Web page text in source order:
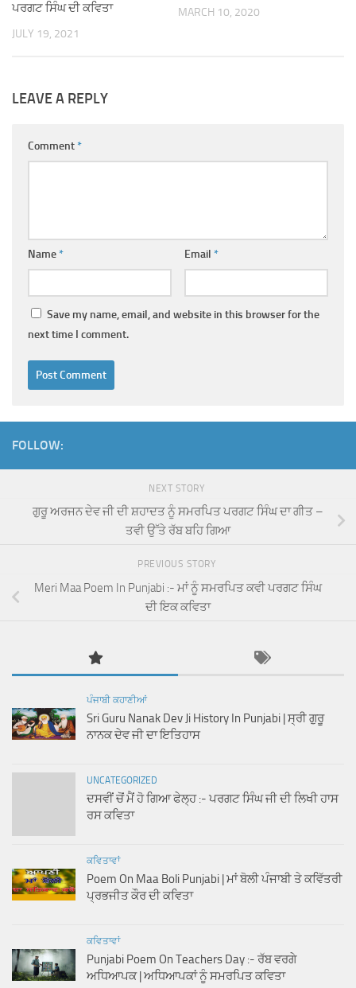
ਪਰਗਟ ਸਿੰਘ ਦੀ ਕਵਿਤਾ
JULY 19, 2021
MARCH 10, 2020
LEAVE A REPLY
Comment*
Name* Email *
Save my name, email, and website in this browser for the
next time I comment.
FOLLOW:
NEXT STORY
ਗੁਰੂ ਅਰਜਨ ਦੇਵ ਜੀ ਦੀ ਸ਼ਹਾਦਤ ਨੂੰ ਸਮਰਪਿਤ ਪਰਗਟ ਸਿੰਘ ਦਾ ਗੀਤ –
ਤਵੀ ਉੱਤੇ ਰੱਬ ਬਹਿ ਗਿਆ
PREVIOUS STORY
Meri Maa Poem In Punjabi :- ਮਾਂ ਨੂੰ ਸਮਰਪਿਤ ਕਵੀ ਪਰਗਟ ਸਿੰਘ
ਦੀ ਇਕ ਕਵਿਤਾ
ਪੰਜਾਬੀ ਕਹਾਣੀਆਂ
Sri Guru Nanak Dev Ji History In Punjabi | ਸ੍ਰੀ ਗੁਰੂ
ਨਾਨਕ ਦੇਵ ਜੀ ਦਾ ਇਤਿਹਾਸ
UNCATEGORIZED
ਦਸਵੀਂ ਚੋਂ ਮੈਂ ਹੋ ਗਿਆ ਫੇਲ੍ਹ :- ਪਰਗਟ ਸਿੰਘ ਜੀ ਦੀ ਲਿਖੀ ਹਾਸ
ਰਸ ਕਵਿਤਾ
ਕਵਿਤਾਵਾਂ
Poem On Maa Boli Punjabi | ਮਾਂ ਬੋਲੀ ਪੰਜਾਬੀ ਤੇ ਕਵਿੱਤਰੀ
ਪ੍ਰਭਜੀਤ ਕੌਰ ਦੀ ਕਵਿਤਾ
ਕਵਿਤਾਵਾਂ
Punjabi Poem On Teachers Day :- ਰੱਬ ਵਰਗੇ
ਅਧਿਆਪਕ | ਅਧਿਆਪਕਾਂ ਨੂੰ ਸਮਰਪਿਤ ਕਵਿਤਾ